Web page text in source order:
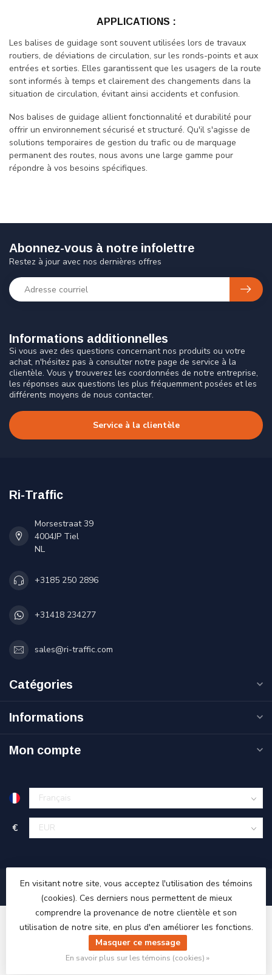
APPLICATIONS :
Les balises de guidage sont souvent utilisées lors de travaux
routiers, de déviations de circulation, sur les ronds-points et aux
entrées et sorties. Elles garantissent que les usagers de la route
sont informés à temps et clairement des changements dans la
situation de circulation, évitant ainsi accidents et confusion.
Nos balises de guidage allient fonctionnalité et durabilité pour
offrir un environnement sécurisé et structuré. Qu'il s'agisse de
solutions temporaires de gestion du trafic ou de marquage
permanent des routes, nous avons une large gamme pour
répondre à vos besoins spécifiques.
Informations additionnelles
Si vous avez des questions concernant nos produits ou votre
achat, n'hésitez pas à consulter notre page de service à la
clientèle. Vous y trouverez les coordonnées de notre entreprise,
les réponses aux questions les plus fréquemment posées et les
différents moyens de nous contacter.
Service à la clientèle
Abonnez-vous à notre infolettre
Restez à jour avec nos dernières offres
Ri-Traffic
Morsestraat 39
4004JP Tiel
NL
+3185 250 2896
+31418 234277
sales@ri-traffic.com
Catégories
Informations
Mon compte
€
© Copyright 2026 Ri-Traffic
En visitant notre site, vous acceptez l'utilisation des témoins
(cookies). Ces derniers nous permettent de mieux
comprendre la provenance de notre clientèle et son
utilisation de notre site, en plus d'en améliorer les fonctions.
Masquer ce message
En savoir plus sur les témoins (cookies) »